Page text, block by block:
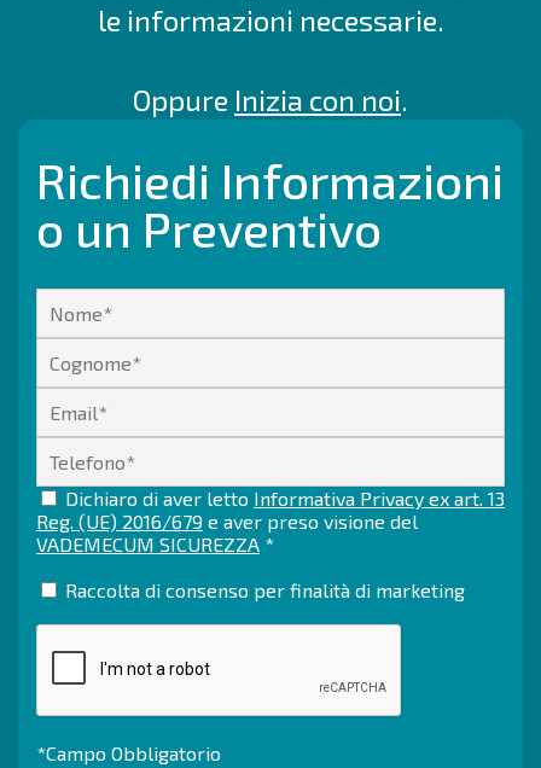
le informazioni necessarie.
Oppure Inizia con noi.
Richiedi Informazioni
o un Preventivo
Dichiaro di aver letto Informativa Privacy ex art. 13
Reg. (UE) 2016/679 e aver preso visione del
VADEMECUM SICUREZZA *
Raccolta di consenso per finalità di marketing
*Campo Obbligatorio